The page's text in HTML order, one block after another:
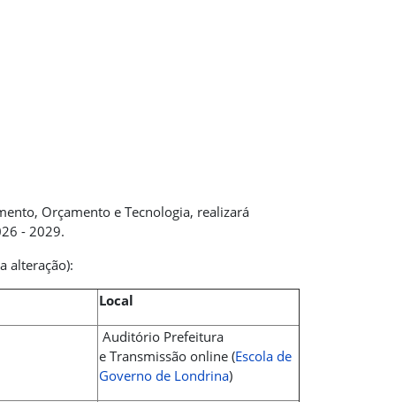
Orçamento e Tecnologia, realizará
- 2029.
alteração):
Local
Auditório Prefeitura
e Transmissão online (Escola de
Governo de Londrina)